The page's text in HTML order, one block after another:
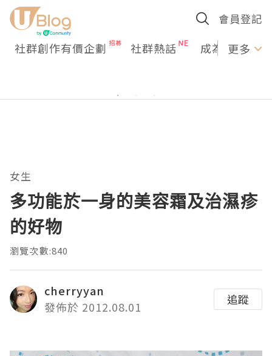
會員登記
社群創作有價企劃 社群熱話 成為U更多
女生
多功能於一身的美容霜及治濕疹
的好物
瀏覽次數:840
cherryyan
發佈於 2012.08.01
追蹤